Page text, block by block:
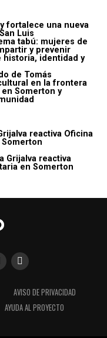
fortalece una nueva
Luis
tabú: mujeres de
y prevenir
historia, identidad y
de Tomás
en la frontera
Somerton y
reactiva Oficina
Grijalva reactiva
en Somerton
AVISO DE PRIVACIDAD
AYUDA AL PROYECTO